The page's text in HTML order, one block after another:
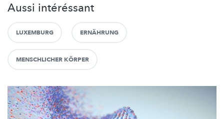
Aussi intéréssant
LUXEMBURG ERNÄHRUNG
MENSCHLICHER KÖRPER